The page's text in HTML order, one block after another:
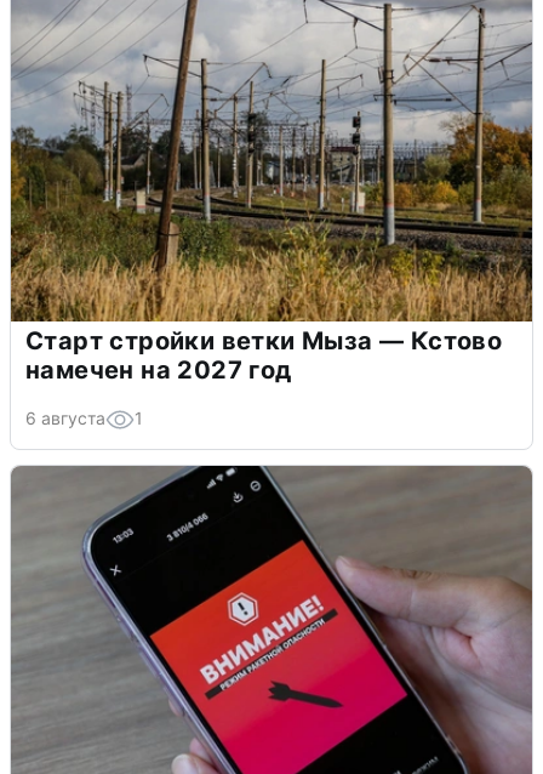
Старт стройки ветки Мыза — Кстово
намечен на 2027 год
6 августа 1